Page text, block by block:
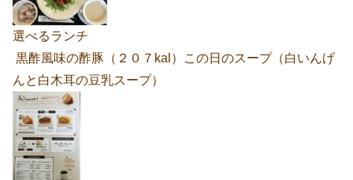
選べるランチ
黒酢風味の酢豚（２０７kal）この日のスープ（白いんげ
んと白木耳の豆乳スープ）